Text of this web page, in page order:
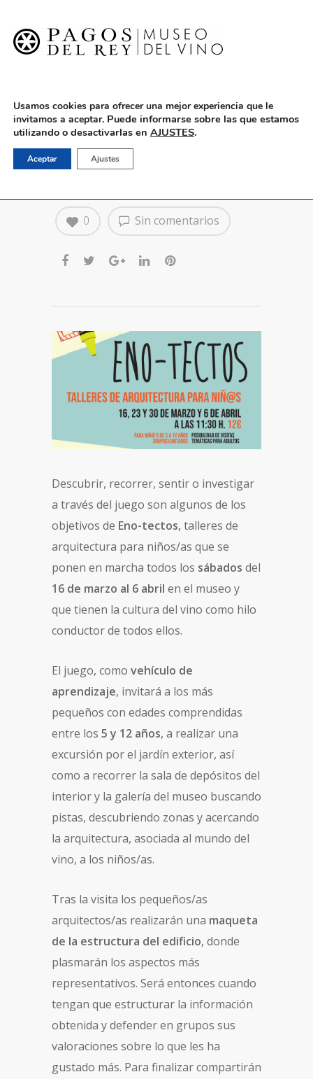
English
ENO-TECTOS, talleres de
arquitectura para niños
Sin comentarios
0
Descubrir, recorrer, sentir o investigar
a través del juego son algunos de los
objetivos de Eno-tectos,talleres de
arquitectura para niños/as que se
ponen en marcha todos los sábados del
16 de marzo al 6 abril en el museo y
que tienen la cultura del vino como hilo
conductor de todos ellos.
El juego, como vehículo de
aprendizaje, invitará a los más
pequeños con edades comprendidas
entre los 5 y 12 años, a realizar una
excursión por el jardín exterior, así
como a recorrer la sala de depósitos del
interior y la galería del museo buscando
pistas, descubriendo zonas y acercando
la arquitectura, asociada al mundo del
vino, a los niños/as.
Tras la visita los pequeños/as
arquitectos/as realizarán una maqueta
de la estructura del edificio, donde
plasmarán los aspectos más
representativos. Será entonces cuando
tengan que estructurar la información
obtenida y defender en grupos sus
valoraciones sobre lo que les ha
gustado más. Para finalizar compartirán
Usamos cookies para ofrecer una mejor experiencia que le
invitamos a aceptar. Puede informarse sobre las que estamos
utilizando o desactivarlas en AJUSTES.
Aceptar Ajustes